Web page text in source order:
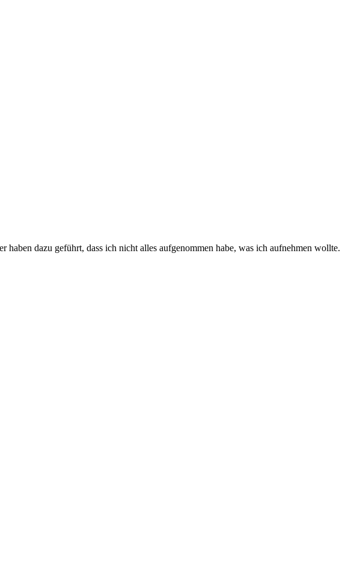
haben dazu geführt, dass ich nicht alles aufgenommen habe, was ich aufnehmen wollte.